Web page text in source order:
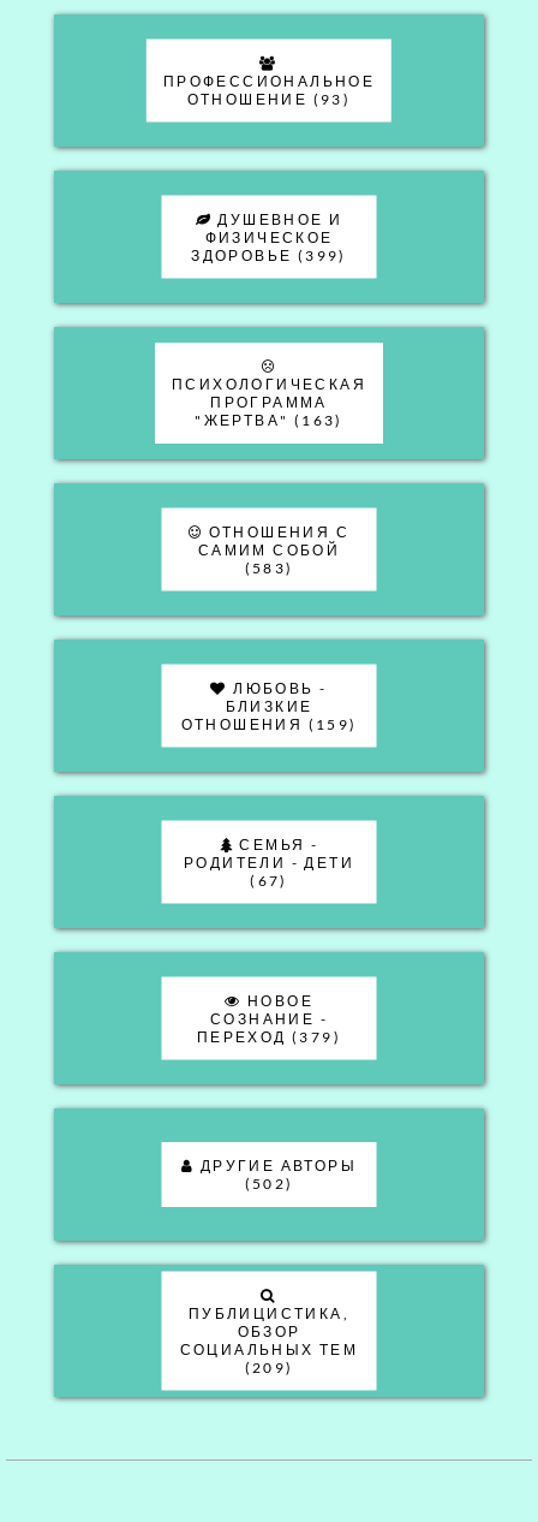
ПРОФЕССИОНАЛЬНОЕ
ОТНОШЕНИЕ (93)
ДУШЕВНОЕ И
ФИЗИЧЕСКОЕ
ЗДОРОВЬЕ (399)
ПСИХОЛОГИЧЕСКАЯ
ПРОГРАММА
"ЖЕРТВА" (163)
ОТНОШЕНИЯ С
САМИМ СОБОЙ
(583)
ЛЮБОВЬ -
БЛИЗКИЕ
ОТНОШЕНИЯ (159)
СЕМЬЯ -
РОДИТЕЛИ - ДЕТИ
(67)
НОВОЕ
СОЗНАНИЕ -
ПЕРЕХОД (379)
ДРУГИЕ АВТОРЫ
(502)
ПУБЛИЦИСТИКА,
ОБЗОР
СОЦИАЛЬНЫХ ТЕМ
(209)